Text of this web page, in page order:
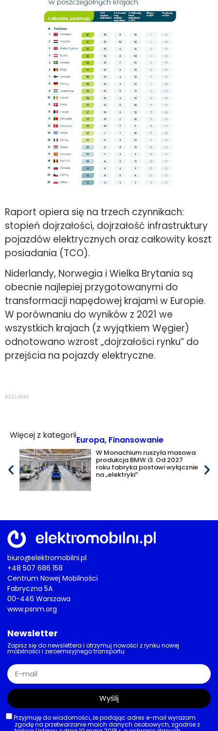
Raport opiera się na trzech czynnikach:
stopień dojrzałości, dojrzałość infrastruktury
pojazdów elektrycznych oraz całkowity koszt
posiadania (TCO).
Niderlandy, Norwegia i Wielka Brytania są
obecnie najlepiej przygotowanymi do
transformacji napędowej krajami w Europie.
W porównaniu do wyników z 2021 we
wszystkich krajach (z wyjątkiem Węgier)
odnotowano wzrost „dojrzałości rynku” do
przejścia na pojazdy elektryczne.
REKLAMA
Więcej z kategoriiEuropa, Finansowanie
W Monachium ruszyła masowa
produkcja BMW i3. Od 2027
roku fabryka postawi wyłącznie
na „elektryki”
biuro@elektromobilni.pl
+48 507 686 158
Centrum Nowej Mobilności
Fabryczna 5A
00-446 Warszawa
www.psnm.org
Newsletter
Zapisz się do newslettera i otrzymuj nowości z rynku nowej
mobilności i zeroemisyjnego transportu
Przyjmuję do wiadomości, że podając adres e-mail wyrażam
zgodę na przetwarzanie moich danych osobowych, zgodnie z
Wyślij